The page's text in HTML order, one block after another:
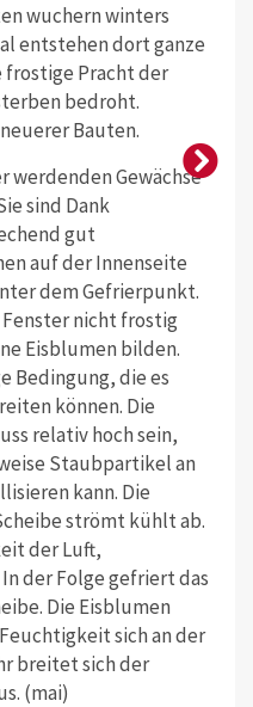
wuchern winters
entstehen dort ganze
frostige Pracht der
bedroht.
Bauten.
werdenden Gewächse
sind Dank
gut
auf der Innenseite
dem Gefrierpunkt.
nicht frostig
Eisblumen bilden.
Bedingung, die es
können. Die
relativ hoch sein,
Staubpartikel an
kann. Die
strömt kühlt ab.
der Luft,
der Folge gefriert das
Die Eisblumen
sich an der
breitet sich der
(mai)